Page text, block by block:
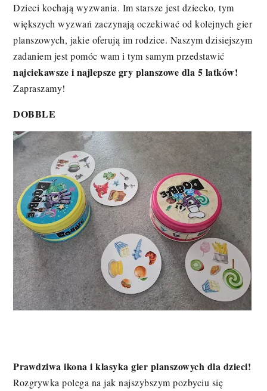
Dzieci kochają wyzwania. Im starsze jest dziecko, tym
większych wyzwań zaczynają oczekiwać od kolejnych gier
planszowych, jakie oferują im rodzice. Naszym dzisiejszym
zadaniem jest pomóc wam i tym samym przedstawić
najciekawsze i najlepsze gry planszowe dla 5 latków!
Zapraszamy!
DOBBLE
Prawdziwa ikona i klasyka gier planszowych dla dzieci!
Rozgrywka polega na jak najszybszym pozbyciu się